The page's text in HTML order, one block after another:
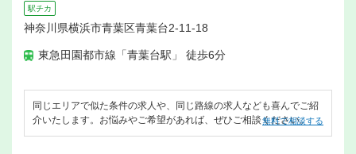
駅チカ
神奈川県横浜市青葉区青葉台2-11-18
東急田園都市線「青葉台駅」 徒歩6分
同じエリアで似た条件の求人や、同じ路線の求人なども喜んでご紹
介いたします。お悩みやご希望があれば、ぜひご相談ください。
無料で相談する